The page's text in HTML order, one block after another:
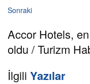
Sonraki
Accor Hotels,
oldu / Turizm
İlgili Yazılar